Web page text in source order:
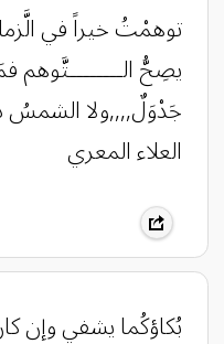
توهمْتُ خيراً في
يصِحُّ الــــــــتَّوهم
جَدْوَلٌ,,,,ولا الشمسُ
العلاء المعري
بُكاؤكُما يشفي وإن